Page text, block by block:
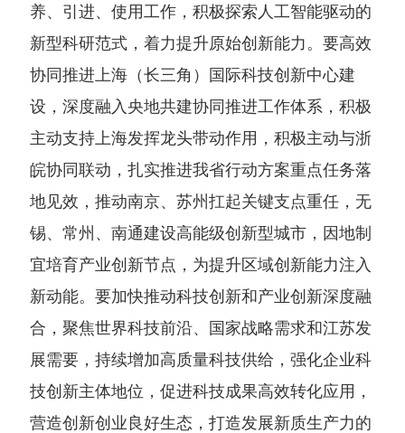
养、引进、使用工作，积极探索人工智能驱动的
新型科研范式，着力提升原始创新能力。要高效
协同推进上海（长三角）国际科技创新中心建
设，深度融入央地共建协同推进工作体系，积极
主动支持上海发挥龙头带动作用，积极主动与浙
皖协同联动，扎实推进我省行动方案重点任务落
地见效，推动南京、苏州扛起关键支点重任，无
锡、常州、南通建设高能级创新型城市，因地制
宜培育产业创新节点，为提升区域创新能力注入
新动能。要加快推动科技创新和产业创新深度融
合，聚焦世界科技前沿、国家战略需求和江苏发
展需要，持续增加高质量科技供给，强化企业科
技创新主体地位，促进科技成果高效转化应用，
营造创新创业良好生态，打造发展新质生产力的